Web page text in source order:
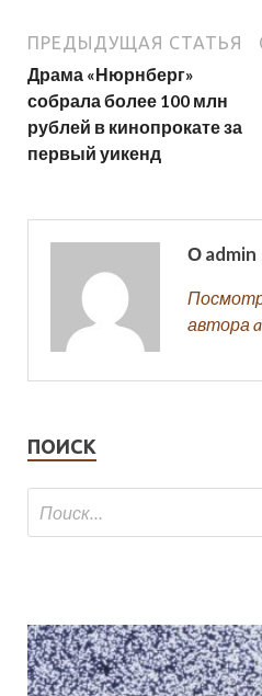
ПРЕДЫДУЩАЯ СТАТЬЯ
Драма «Нюрнберг»
собрала более 100 млн
рублей в кинопрокате за
первый уикенд
О admin
автора
ПОИСК